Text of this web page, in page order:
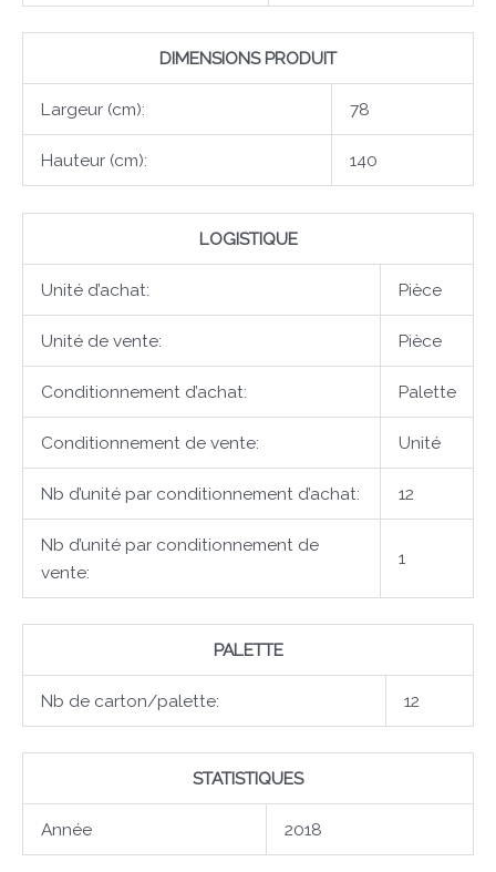
DIMENSIONS PRODUIT
Largeur (cm): 78
Hauteur (cm): 140
LOGISTIQUE
Unité d’achat: Pièce
Unité de vente: Pièce
Conditionnement d’achat: Palette
Conditionnement de vente: Unité
Nb d’unité par conditionnement d’achat: 12
Nb d’unité par conditionnement de
vente:
1
PALETTE
Nb de carton/palette: 12
STATISTIQUES
Année 2018